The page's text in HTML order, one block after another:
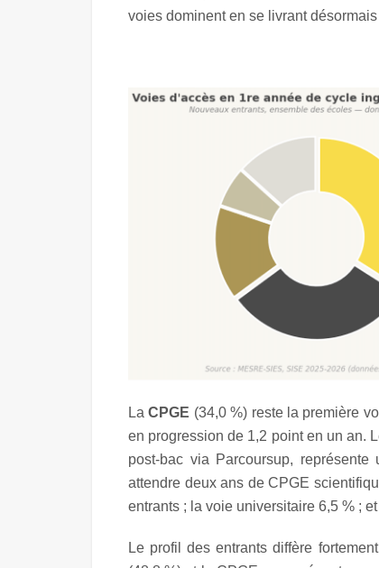
voies dominent en se livrant
LaCPGE (34,0 %) reste la première
en progression de 1,2 point en un an.
post-bac via Parcoursup,
attendre deux ans de CPGE
entrants ; la voie universitaire 6,5 % ;
Le profil des entrants diffère